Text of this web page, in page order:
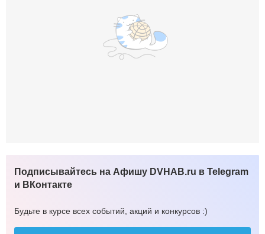
Подписывайтесь на Афишу DVHAB.ru в Telegram
и ВКонтакте
Будьте в курсе всех событий, акций и конкурсов :)